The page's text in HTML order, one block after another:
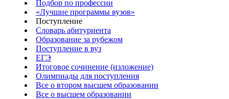
Подбор по профессии
«Лучшие программы вузов»
Поступление
Словарь абитуриента
Образование за рубежом
Поступление в вуз
ЕГЭ
Итоговое сочинение (изложение)
Олимпиады для поступления
Все о втором высшем образовании
Все о высшем образовании